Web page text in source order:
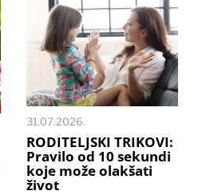
31.07.2026.
RODITELJSKI TRIKOVI:
Pravilo od 10 sekundi
koje može olakšati
život